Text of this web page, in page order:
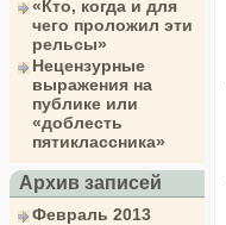
«Кто, когда и для
чего проложил эти
рельсы»
Нецензурные
выражения на
публике или
«доблесть
пятиклассника»
Архив записей
Февраль 2013